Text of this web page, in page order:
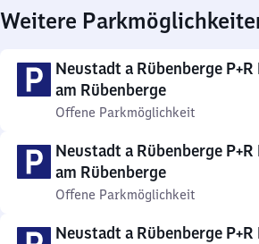
Weitere
Neustadt a Rübenberge
am Rübenberge
Offene Parkmöglichkeit
Neustadt a Rübenberge
am Rübenberge
Offene Parkmöglichkeit
Neustadt a Rübenberge